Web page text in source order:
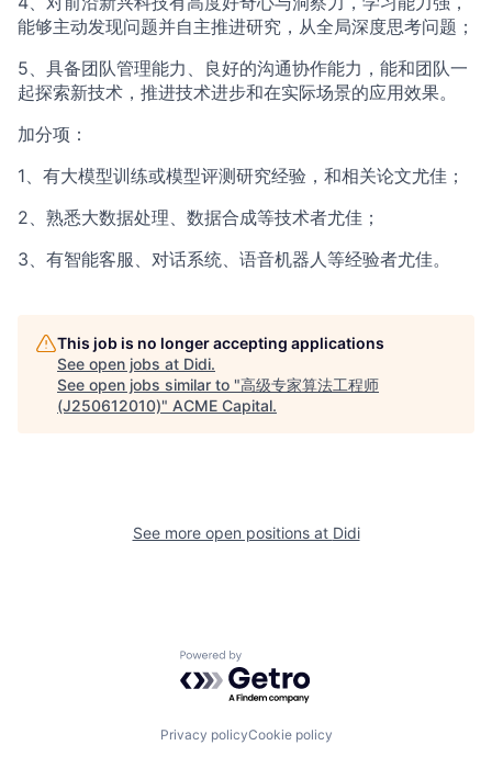
能够主动发现问题并自主推进研究，从全局深度思考问题；
5、具备团队管理能力、良好的沟通协作能力，能和团队一
起探索新技术，推进技术进步和在实际场景的应用效果。
加分项：
1、有大模型训练或模型评测研究经验，和相关论文尤佳；
2、熟悉大数据处理、数据合成等技术者尤佳；
3、有智能客服、对话系统、语音机器人等经验者尤佳。
This job is no longer accepting applications
See open jobs at Didi.
See open jobs similar to "高级专家算法工程师
(J250612010)" ACME Capital.
See more open positions at Didi
Powered by Getro.com
Privacy policyCookie policy